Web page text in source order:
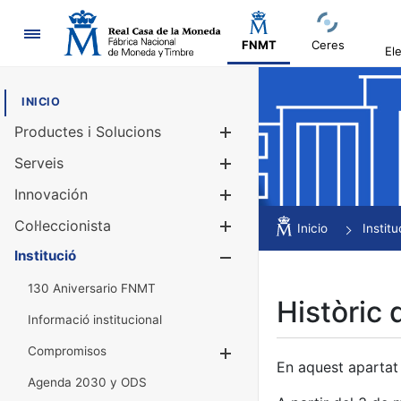
Navegació
FNMT Ceres
INICIO
Productes i Solucions
Serveis
Innovación
Col·leccionista
Mostra/
Institució
130 Aniversario FNMT
Informació institucional
Compromisos
Agenda 2030 y ODS
Inicio
Històric
En aquest